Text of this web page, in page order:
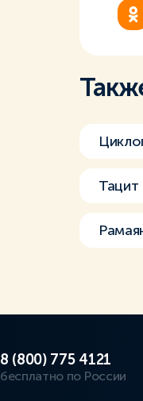
8 (800) 775 4121
бесплатно по России